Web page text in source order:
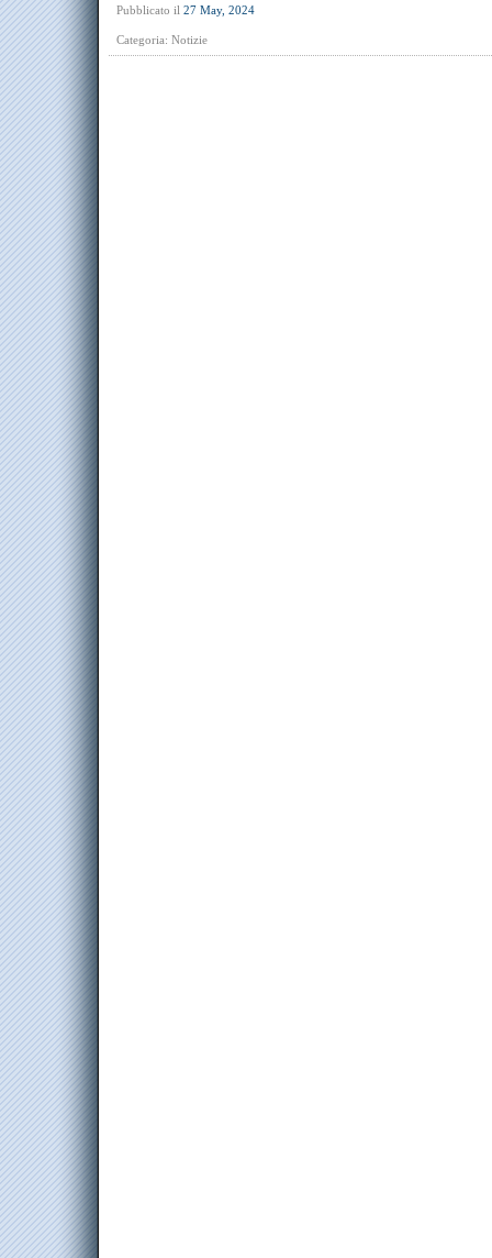
Pubblicato il 27 May, 2024
Categoria: Notizie